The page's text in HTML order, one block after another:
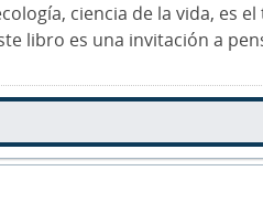
ciencia de la vida, es
libro es una invitación a